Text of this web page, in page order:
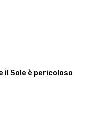
il Sole è pericoloso